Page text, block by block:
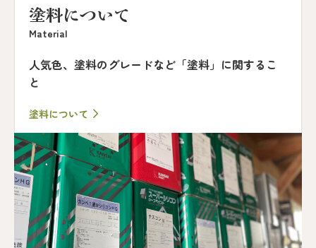
塗料について
Material
人気色、塗料のグレードなど「塗料」に関するこ
と
塗料について